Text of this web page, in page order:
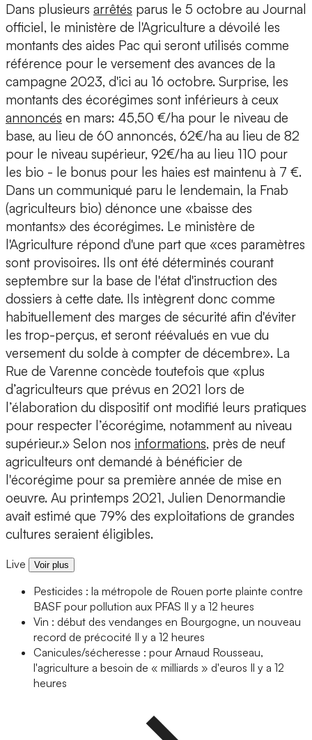
Dans plusieurs arrêtés parus le 5 octobre au Journal
officiel, le ministère de l'Agriculture a dévoilé les
montants des aides Pac qui seront utilisés comme
référence pour le versement des avances de la
campagne 2023, d'ici au 16 octobre. Surprise, les
montants des écorégimes sont inférieurs à ceux
annoncés en mars: 45,50 €/ha pour le niveau de
base, au lieu de 60 annoncés, 62€/ha au lieu de 82
pour le niveau supérieur, 92€/ha au lieu 110 pour
les bio - le bonus pour les haies est maintenu à 7 €.
Dans un communiqué paru le lendemain, la Fnab
(agriculteurs bio) dénonce une «baisse des
montants» des écorégimes. Le ministère de
l'Agriculture répond d'une part que «ces paramètres
sont provisoires. Ils ont été déterminés courant
septembre sur la base de l'état d'instruction des
dossiers à cette date. Ils intègrent donc comme
habituellement des marges de sécurité afin d'éviter
les trop-perçus, et seront réévalués en vue du
versement du solde à compter de décembre». La
Rue de Varenne concède toutefois que «plus
d’agriculteurs que prévus en 2021 lors de
l’élaboration du dispositif ont modifié leurs pratiques
pour respecter l’écorégime, notamment au niveau
supérieur.» Selon nos informations, près de neuf
agriculteurs ont demandé à bénéficier de
l'écorégime pour sa première année de mise en
oeuvre. Au printemps 2021, Julien Denormandie
avait estimé que 79% des exploitations de grandes
cultures seraient éligibles.
Live Voir plus
Pesticides : la métropole de Rouen porte plainte contre
BASF pour pollution aux PFAS Il y a 12 heures
Vin : début des vendanges en Bourgogne, un nouveau
record de précocité Il y a 12 heures
Canicules/sécheresse : pour Arnaud Rousseau,
l'agriculture a besoin de « milliards » d'euros Il y a 12
heures